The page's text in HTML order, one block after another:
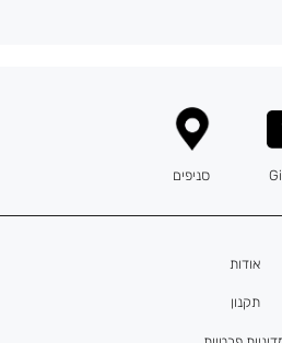
אודות
תקנון
סניפים